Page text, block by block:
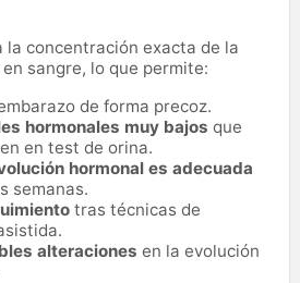
la concentración exacta de la
sangre, lo que permite:
de forma precoz.
hormonales muy bajos que
en test de orina.
hormonal es adecuada
semanas.
tras técnicas de
alteraciones en la evolución